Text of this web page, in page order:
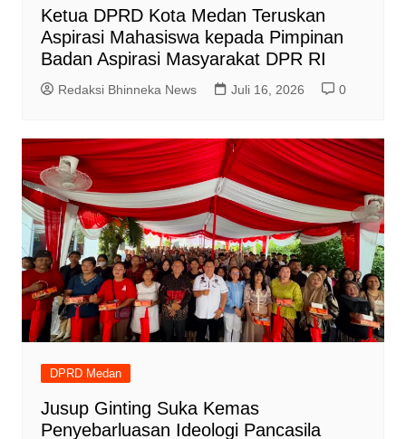
Ketua DPRD Kota Medan Teruskan
Aspirasi Mahasiswa kepada Pimpinan
Badan Aspirasi Masyarakat DPR RI
Redaksi Bhinneka News Juli 16, 2026 0
DPRD Medan
Jusup Ginting Suka Kemas
Penyebarluasan Ideologi Pancasila